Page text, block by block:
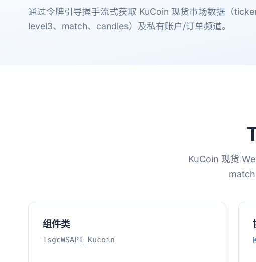
通过令牌引导握手流式获取 KuCoin 现货市场数据（
level3、match、candles）及私有账户/订单频道。
KuCoin 现货
组件类
TsgcWSAPI_Kucoin